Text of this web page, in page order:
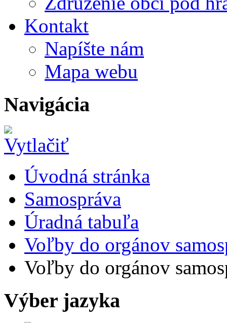
Kontakt
Napíšte nám
Mapa webu
Navigácia
Úvodná stránka
Samospráva
Úradná tabuľa
Voľby do orgánov
Voľby do orgánov
Výber jazyka